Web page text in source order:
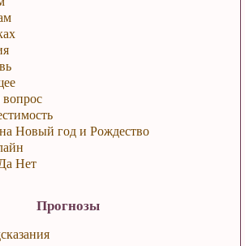
вопрос
Новый год и Рождество
Нет
Прогнозы